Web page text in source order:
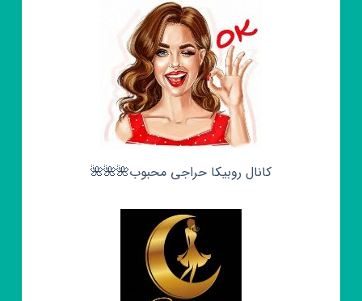
کانال روبیکا حراجی محبوب🌺🌺🌺